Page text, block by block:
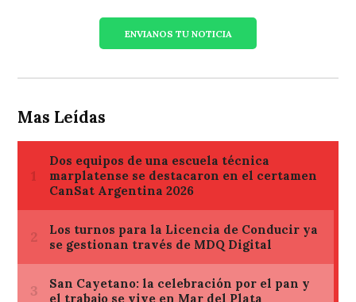
ENVIANOS TU NOTICIA
Mas Leídas